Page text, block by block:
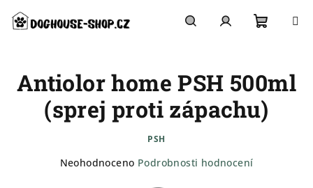
obsah
košík
Antiolor home PSH 500ml
(sprej proti zápachu)
PSH
Průměrné
Neohodnoceno Podrobnosti hodnocení